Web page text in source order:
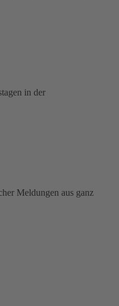
in der
Meldungen aus ganz